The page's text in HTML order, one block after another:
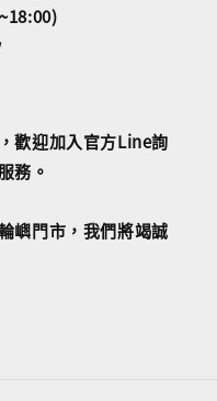
歡迎加入官方Line詢
務。
嶼門市，我們將竭誠